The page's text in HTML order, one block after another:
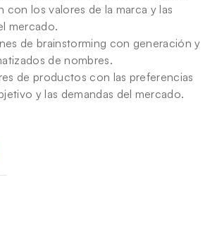
con los valores de la marca y las
mercado.
de brainstorming con generación y
de nombres.
de productos con las preferencias
y las demandas del mercado.